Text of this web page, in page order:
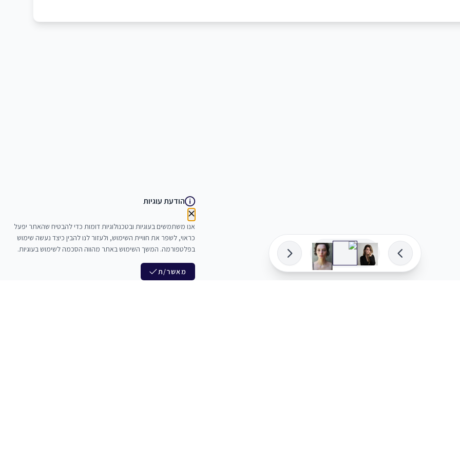
הודעת עוגיות
אנו משתמשים בעוגיות ובטכנולוגיות דומות כדי להבטיח שהאתר יפעל
כראוי, לשפר את חוויית השימוש, ולעזור לנו להבין כיצד נעשה שימוש
בפלטפורמה. המשך השימוש באתר מהווה הסכמה לשימוש בעוגיות.
מאשר/ת